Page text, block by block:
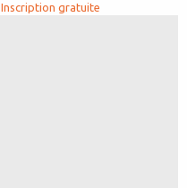
Inscription gratuite